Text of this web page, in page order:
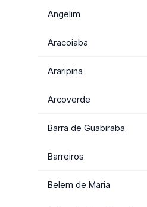
Angelim
Aracoiaba
Araripina
Arcoverde
Barra de Guabiraba
Barreiros
Belem de Maria